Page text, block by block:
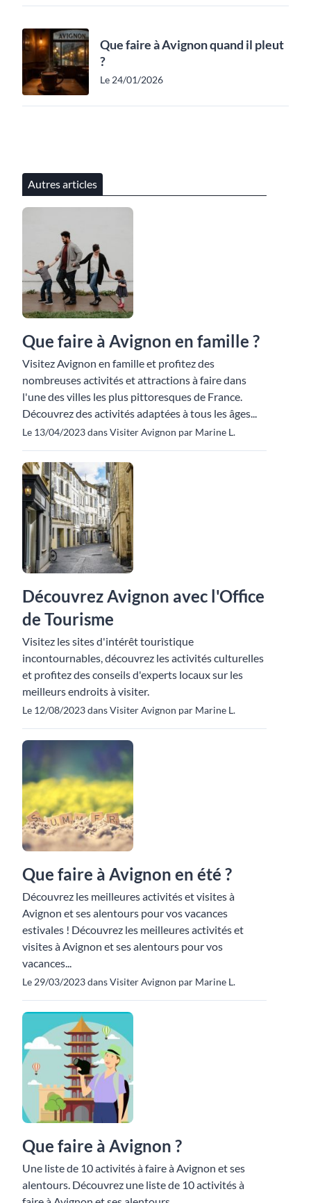
Que faire à Avignon quand il pleut
?
Le 24/01/2026
Autres articles
Que faire à Avignon en famille ?
Visitez Avignon en famille et profitez des
nombreuses activités et attractions à faire dans
l'une des villes les plus pittoresques de France.
Découvrez des activités adaptées à tous les âges...
Le 13/04/2023 dans Visiter Avignon par Marine L.
Découvrez Avignon avec l'Office
de Tourisme
Visitez les sites d'intérêt touristique
incontournables, découvrez les activités culturelles
et profitez des conseils d'experts locaux sur les
meilleurs endroits à visiter.
Le 12/08/2023 dans Visiter Avignon par Marine L.
Que faire à Avignon en été ?
Découvrez les meilleures activités et visites à
Avignon et ses alentours pour vos vacances
estivales ! Découvrez les meilleures activités et
visites à Avignon et ses alentours pour vos
vacances...
Le 29/03/2023 dans Visiter Avignon par Marine L.
Que faire à Avignon ?
Une liste de 10 activités à faire à Avignon et ses
alentours. Découvrez une liste de 10 activités à